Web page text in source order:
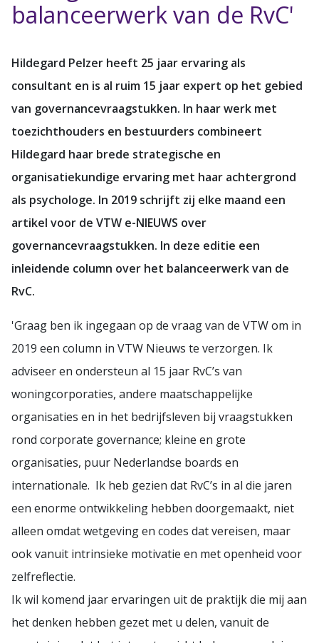
balanceerwerk van de RvC'
Hildegard Pelzer heeft 25 jaar ervaring als
consultant en is al ruim 15 jaar expert op het gebied
van governancevraagstukken. In haar werk met
toezichthouders en bestuurders combineert
Hildegard haar brede strategische en
organisatiekundige ervaring met haar achtergrond
als psychologe. In 2019 schrijft zij elke maand een
artikel voor de VTW e-NIEUWS over
governancevraagstukken. In deze editie een
inleidende column over het balanceerwerk van de
RvC.
'Graag ben ik ingegaan op de vraag van de VTW om in
2019 een column in VTW Nieuws te verzorgen. Ik
adviseer en ondersteun al 15 jaar RvC’s van
woningcorporaties, andere maatschappelijke
organisaties en in het bedrijfsleven bij vraagstukken
rond corporate governance; kleine en grote
organisaties, puur Nederlandse boards en
internationale. Ik heb gezien dat RvC’s in al die jaren
een enorme ontwikkeling hebben doorgemaakt, niet
alleen omdat wetgeving en codes dat vereisen, maar
ook vanuit intrinsieke motivatie en met openheid voor
zelfreflectie.
Ik wil komend jaar ervaringen uit de praktijk die mij aan
het denken hebben gezet met u delen, vanuit de